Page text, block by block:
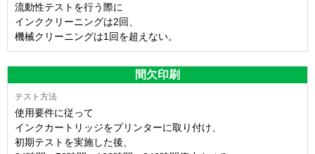
流動性テストを行う際に
インククリーニングは2回、
機械クリーニングは1回を超えない。
間欠印刷
使用要件に従って
インクカートリッジをプリンターに取り付け、
初期テストを実施した後、